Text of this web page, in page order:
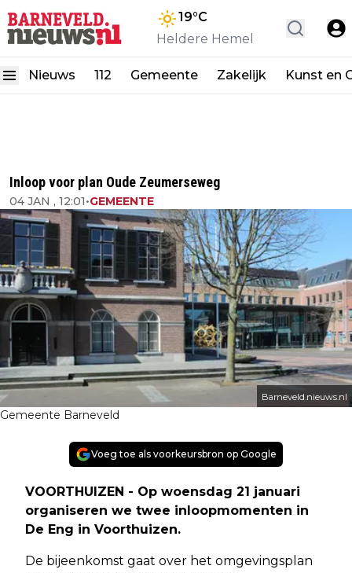
19°C
Heldere Hemel
Nieuws 112 Gemeente Zakelijk Kunst en
Inloop voor plan Oude Zeumerseweg
04 JAN , 12:01•GEMEENTE
Barneveld.nieuws.nl
Gemeente Barneveld
Voeg toe als voorkeursbron op Google
VOORTHUIZEN - Op woensdag 21 januari
organiseren we twee inloopmomenten in
De Eng in Voorthuizen.
De bijeenkomst gaat over het omgevingsplan